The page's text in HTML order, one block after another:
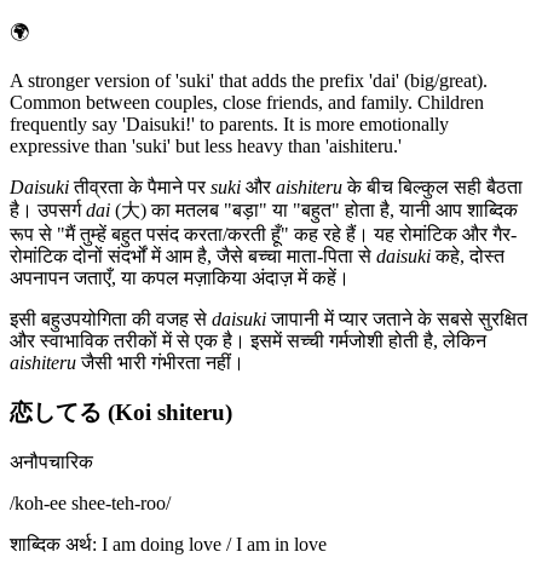
🌍
A stronger version of 'suki' that adds the prefix 'dai' (big/great).
Common between couples, close friends, and family. Children
frequently say 'Daisuki!' to parents. It is more emotionally
expressive than 'suki' but less heavy than 'aishiteru.'
Daisukiतीव्रता के पैमाने परsuki औरaishiteruके बीच बिल्कुल सही बैठता
है। उपसर्गdai (大) का मतलब "बड़ा" या "बहुत" होता है, यानी आप शाब्दिक
रूप से "मैं तुम्हें बहुत पसंद करता/करती हूँ" कह रहे हैं। यह रोमांटिक और गैर-
रोमांटिक दोनों संदर्भों में आम है, जैसे बच्चा माता-पिता से daisukiकहे, दोस्त
अपनापन जताएँ, या कपल मज़ाकिया अंदाज़ में कहें।
इसी बहुउपयोगिता की वजह से daisukiजापानी में प्यार जताने के सबसे सुरक्षित
और स्वाभाविक तरीकों में से एक है। इसमें सच्ची गर्मजोशी होती है, लेकिन
aishiteruजैसी भारी गंभीरता नहीं।
恋してる (Koi shiteru)
अनौपचारिक
/koh-ee shee-teh-roo/
शाब्दिक अर्थ: I am doing love / I am in love